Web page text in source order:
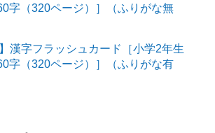
字（320ページ）］（ふりがな無
漢字フラッシュカード［小学2年生
字（320ページ）］（ふりがな有